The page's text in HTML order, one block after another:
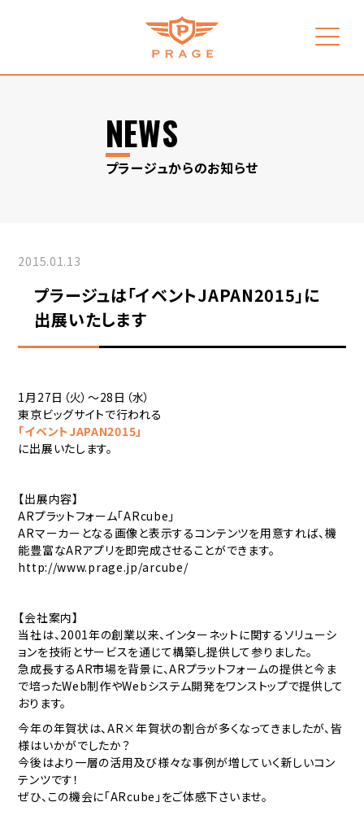
NEWS
プラージュからのお知らせ
2015.01.13
プラージュは「イベントJAPAN2015」に
出展いたします
1月27日（火）～28日（水）
東京ビッグサイトで行われる
「イベントJAPAN2015」
に出展いたします。
【出展内容】
ARプラットフォーム「ARcube」
ARマーカーとなる画像と表示するコンテンツを用意すれば、機
能豊富なARアプリを即完成させることができます。
http://www.prage.jp/arcube/
【会社案内】
当社は、2001年の創業以来、インターネットに関するソリューシ
ョンを技術とサービスを通じて構築し提供して参りました。
急成長するAR市場を背景に、ARプラットフォームの提供と今ま
で培ったWeb制作やWebシステム開発をワンストップで提供して
おります。
今年の年賀状は、AR×年賀状の割合が多くなってきましたが、皆
様はいかがでしたか？
今後はより一層の活用及び様々な事例が増していく新しいコン
テンツです！
ぜひ、この機会に「ARcube」をご体感下さいませ。